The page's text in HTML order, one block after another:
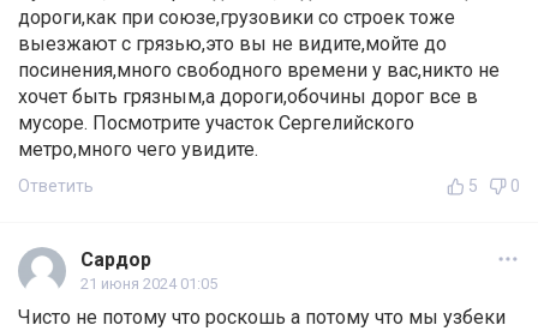
дороги,как при союзе,грузовики со строек тоже
выезжают с грязью,это вы не видите,мойте до
посинения,много свободного времени у вас,никто не
хочет быть грязным,а дороги,обочины дорог все в
мусоре. Посмотрите участок Сергелийского
метро,много чего увидите.
Ответить 5 0
Сардор
21 июня 2024 01:05
Чисто не потому что роскошь а потому что мы узбеки